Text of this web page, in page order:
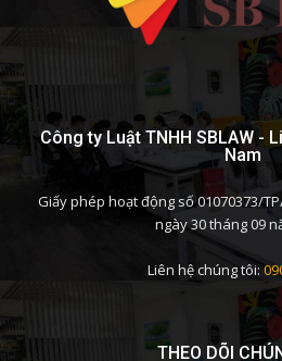
Công ty Luật TNHH SBLAW -
Nam
Giấy phép hoạt động số 01070373/
ngày 30 tháng 09
Liên hệ chúng tôi:
THEO DÕI